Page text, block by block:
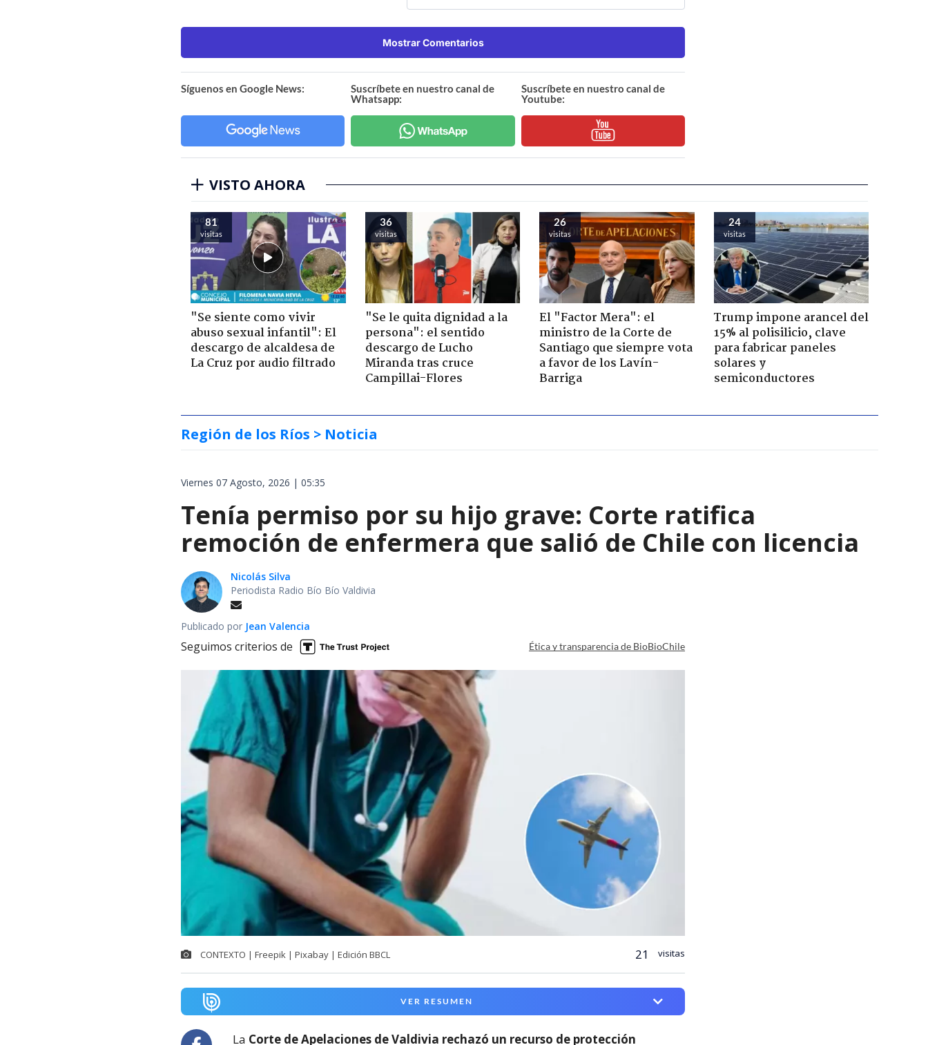
Mostrar Comentarios
Síguenos en Google News:
Suscríbete en nuestro canal de
Whatsapp:
Suscríbete en nuestro canal de
Youtube:
VISTO AHORA
81
visitas
"Se siente como vivir
abuso sexual infantil": El
descargo de alcaldesa de
La Cruz por audio filtrado
36
visitas
"Se le quita dignidad a la
persona": el sentido
descargo de Lucho
Miranda tras cruce
Campillai-Flores
26
visitas
El "Factor Mera": el
ministro de la Corte de
Santiago que siempre vota
a favor de los Lavín-
Barriga
24
visitas
Trump impone arancel del
15% al polisilicio, clave
para fabricar paneles
solares y
semiconductores
Región de los Ríos > Noticia
Viernes 07 Agosto, 2026 | 05:35
Tenía permiso por su hijo grave: Corte ratifica
remoción de enfermera que salió de Chile con licencia
Nicolás Silva
Periodista Radio Bío Bío Valdivia
Publicado por Jean Valencia
Seguimos criterios de Ética y transparencia de BioBioChile
CONTEXTO | Freepik | Pixabay | Edición BBCL 21 visitas
VER RESUMEN
La Corte de Apelaciones de Valdivia rechazó un recurso de protección